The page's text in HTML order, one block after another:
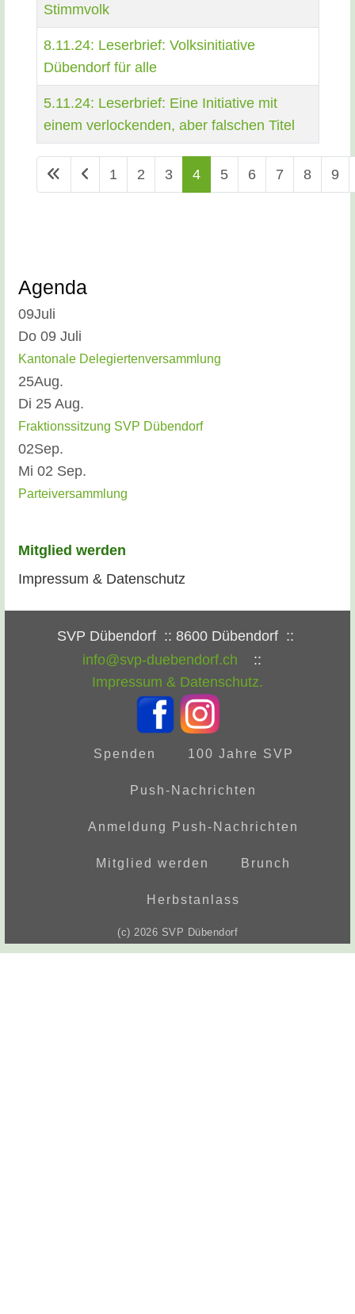
Agenda
09Juli
Do 09 Juli
Kantonale Delegiertenversammlung
25Aug.
Di 25 Aug.
Fraktionssitzung SVP Dübendorf
02Sep.
Mi 02 Sep.
Parteiversammlung
Mitglied werden
Impressum & Datenschutz
Stimmvolk
8.11.24: Leserbrief: Volksinitiative
Dübendorf für alle
5.11.24: Leserbrief: Eine Initiative mit
einem verlockenden, aber falschen Titel
Seite 4 von 23
1 2 3 4 5 6 7 8 9
SVP Dübendorf :: 8600 Dübendorf ::
info@svp-duebendorf.ch
::
Impressum & Datenschutz.
Spenden 100 Jahre SVP
Push-Nachrichten
Anmeldung Push-Nachrichten
Mitglied werden Brunch
Herbstanlass
(c) 2026 SVP Dübendorf